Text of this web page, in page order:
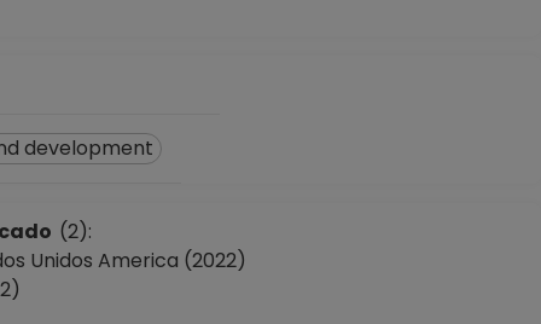
development
(2):
Unidos America (2022)